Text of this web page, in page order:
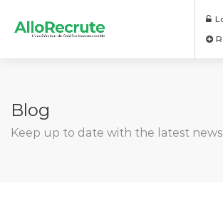
Blog
Keep up to date with the latest news